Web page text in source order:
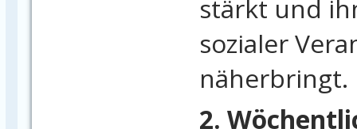
stärkt und
sozialer
näherbringt.
2.